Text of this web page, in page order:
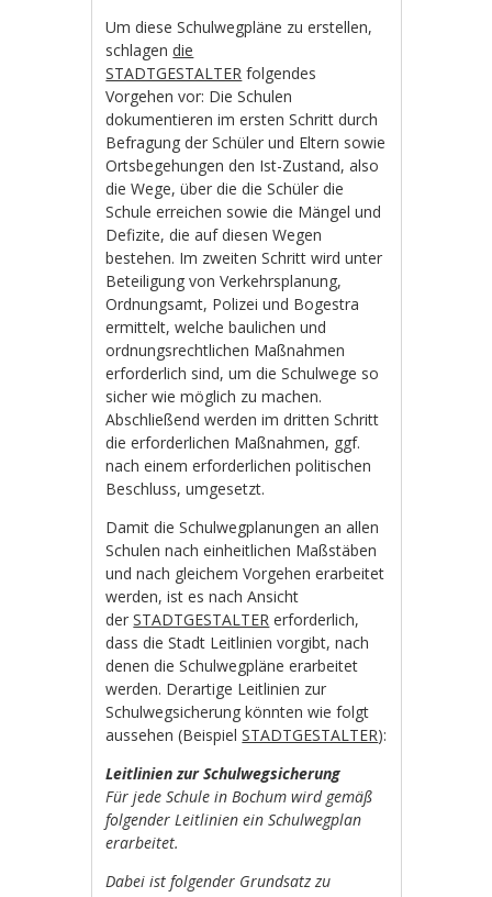
Um diese Schulwegpläne zu erstellen,
schlagendie
STADTGESTALTER folgendes
Vorgehen vor: Die Schulen
dokumentieren im ersten Schritt durch
Befragung der Schüler und Eltern sowie
Ortsbegehungen den Ist-Zustand, also
die Wege, über die die Schüler die
Schule erreichen sowie die Mängel und
Defizite, die auf diesen Wegen
bestehen. Im zweiten Schritt wird unter
Beteiligung von Verkehrsplanung,
Ordnungsamt, Polizei und Bogestra
ermittelt, welche baulichen und
ordnungsrechtlichen Maßnahmen
erforderlich sind, um die Schulwege so
sicher wie möglich zu machen.
Abschließend werden im dritten Schritt
die erforderlichen Maßnahmen, ggf.
nach einem erforderlichen politischen
Beschluss, umgesetzt.
Damit die Schulwegplanungen an allen
Schulen nach einheitlichen Maßstäben
und nach gleichem Vorgehen erarbeitet
werden, ist es nach Ansicht
derSTADTGESTALTER erforderlich,
dass die Stadt Leitlinien vorgibt, nach
denen die Schulwegpläne erarbeitet
werden. Derartige Leitlinien zur
Schulwegsicherung könnten wie folgt
aussehen (BeispielSTADTGESTALTER):
Leitlinien zur Schulwegsicherung
Für jede Schule in Bochum wird gemäß
folgender Leitlinien ein Schulwegplan
erarbeitet.
Dabei ist folgender Grundsatz zu